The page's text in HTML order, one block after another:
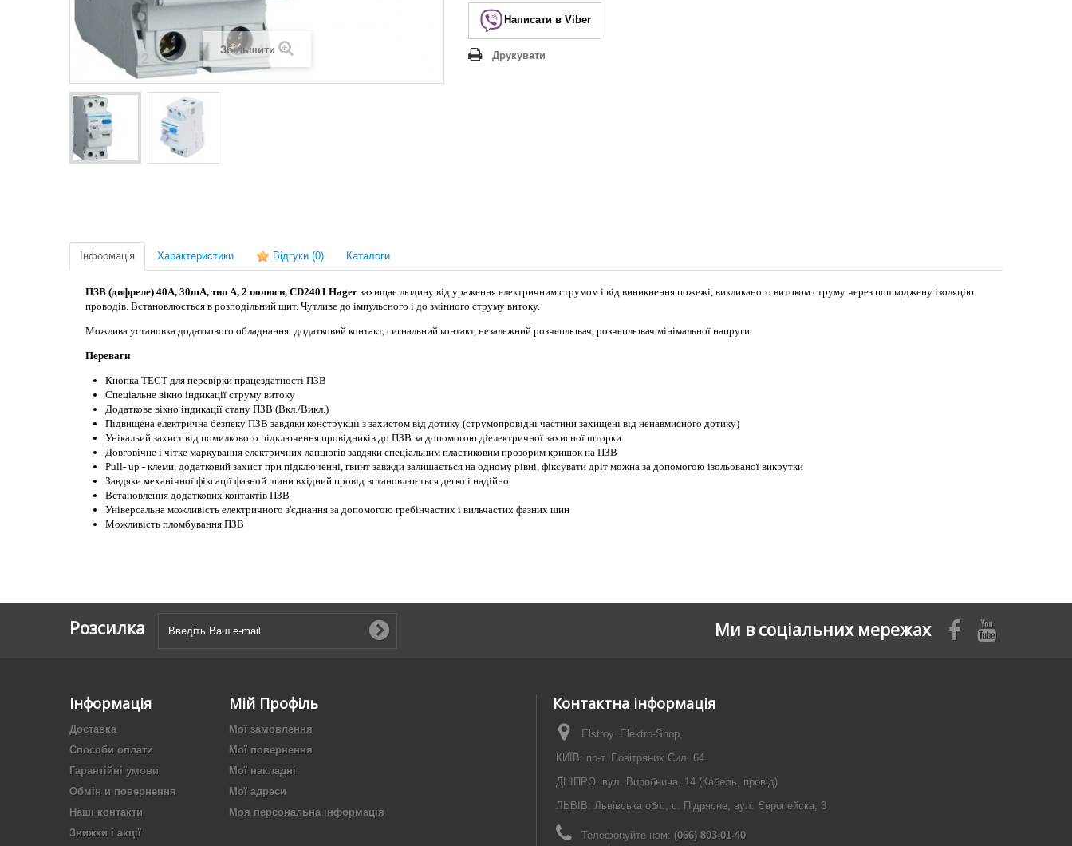
Збільшити
Написати в Viber
Друкувати
Інформація Характеристики Відгуки (0) Каталоги
ПЗВ (дифреле) 40A, 30mA, тип A, 2 полюси, CD240J Hager захищає людину від ураження електричним струмом і від виникнення пожежі, викликаного витоком струму через пошкоджену ізоляцію
проводів. Встановлюється в розподільний щит. Чутливе до імпульсного і до змінного струму витоку.
Можлива установка додаткового обладнання: додатковий контакт, сигнальний контакт, незалежний розчеплювач, розчеплювач мінімальної напруги.
Переваги
Кнопка ТЕСТ для перевірки працездатності ПЗВ
Спеціальне вікно індикації струму витоку
Додаткове вікно індикації стану ПЗВ (Вкл./Викл.)
Підвищена електрична безпеку ПЗВ завдяки конструкції з захистом від дотику (струмопровідні частини захищені від ненавмисного дотику)
Унікальий захист від помилкового підключення провідників до ПЗВ за допомогою діелектричної захисної шторки
Довговічне і чітке маркування електричних ланцюгів завдяки спеціальним пластиковим прозорим кришок на ПЗВ
Pull- up - клеми, додатковий захист при підключенні, гвинт завжди залишається на одному рівні, фіксувати дріт можна за допомогою ізольованої викрутки
Завдяки механічної фіксації фазной шини вхідний провід встановлюється дегко і надійно
Встановлення додаткових контактів ПЗВ
Універсальна можливість електричного з'єднання за допомогою гребінчастих і вильчастих фазних шин
Можливість пломбування ПЗВ
Розсилка Ми в соціальних мережах
Інформація
Доставка
Способи оплати
Гарантійні умови
Обмін и повернення
Наші контакти
Знижки і акції
Мій Профіль
Мої замовлення
Мої повернення
Мої накладні
Мої адреси
Моя персональна інформація
Контактна інформація
Elstroy. Elektro-Shop,
КИЇВ: пр-т. Повітряних Сил, 64
ДНІПРО: вул. Виробнича, 14 (Кабель, провід)
ЛЬВІВ: Львівська обл., с. Підрясне, вул. Європейска, 3
Телефонуйте нам: (066) 803-01-40